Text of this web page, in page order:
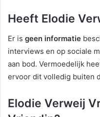
Heeft Elodie
Er is geen informatie
interviews en op sociale
aan bod. Vermoedelijk
ervoor dit volledig buiten
Elodie Verweij